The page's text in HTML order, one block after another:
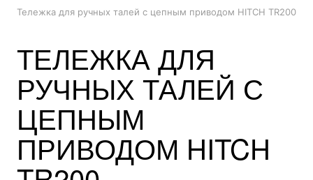
Тележка для ручных талей с цепным приводом HITCH TR200
ТЕЛЕЖКА ДЛЯ
РУЧНЫХ ТАЛЕЙ С
ЦЕПНЫМ
ПРИВОДОМ HITCH